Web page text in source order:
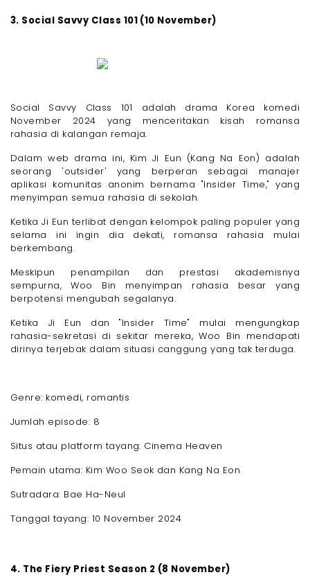
3. Social Savvy Class 101 (10 November)
Social Savvy Class 101 adalah drama Korea komedi
November 2024 yang menceritakan kisah romansa
rahasia di kalangan remaja.
Dalam web drama ini, Kim Ji Eun (Kang Na Eon) adalah
seorang 'outsider' yang berperan sebagai manajer
aplikasi komunitas anonim bernama "Insider Time," yang
menyimpan semua rahasia di sekolah.
Ketika Ji Eun terlibat dengan kelompok paling populer yang
selama ini ingin dia dekati, romansa rahasia mulai
berkembang.
Meskipun penampilan dan prestasi akademisnya
sempurna, Woo Bin menyimpan rahasia besar yang
berpotensi mengubah segalanya.
Ketika Ji Eun dan "Insider Time" mulai mengungkap
rahasia-sekretasi di sekitar mereka, Woo Bin mendapati
dirinya terjebak dalam situasi canggung yang tak terduga.
Genre: komedi, romantis
Jumlah episode: 8
Situs atau platform tayang: Cinema Heaven
Pemain utama: Kim Woo Seok dan Kang Na Eon
Sutradara: Bae Ha-Neul
Tanggal tayang: 10 November 2024
4. The Fiery Priest Season 2 (8 November)